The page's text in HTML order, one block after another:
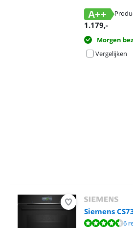
A++
1.179,-
Morgen
Vergelijken
Siemens
Beoordeling is 9,0 van de 10, gebaseerd op
6